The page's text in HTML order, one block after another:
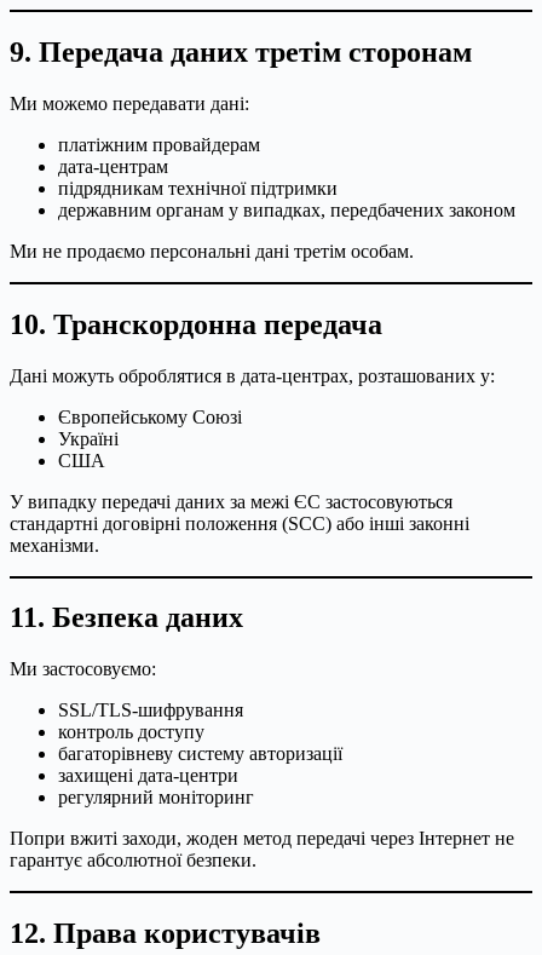
9. Передача даних третім сторонам
Ми можемо передавати дані:
платіжним провайдерам
дата-центрам
підрядникам технічної підтримки
державним органам у випадках, передбачених законом
Ми не продаємо персональні дані третім особам.
10. Транскордонна передача
Дані можуть оброблятися в дата-центрах, розташованих у:
Європейському Союзі
Україні
США
У випадку передачі даних за межі ЄС застосовуються
стандартні договірні положення (SCC) або інші законні
механізми.
11. Безпека даних
Ми застосовуємо:
SSL/TLS-шифрування
контроль доступу
багаторівневу систему авторизації
захищені дата-центри
регулярний моніторинг
Попри вжиті заходи, жоден метод передачі через Інтернет не
гарантує абсолютної безпеки.
12. Права користувачів